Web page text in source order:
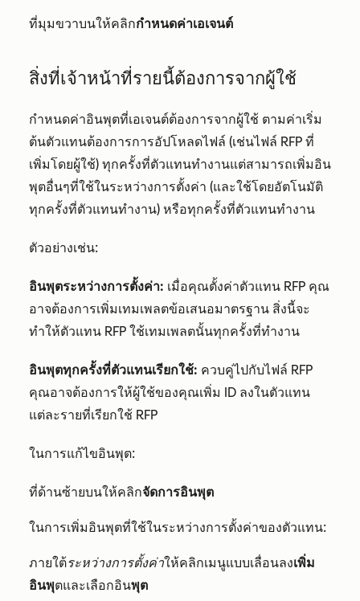
ที่มุมขวาบนให้คลิกกำหนดค่าเอเจนต์
สิ่งที่เจ้าหน้าที่รายนี้ต้องการจากผู้ใช้
กำหนดค่าอินพุตที่เอเจนต์ต้องการจากผู้ใช้ ตามค่าเริ่ม
ต้นตัวแทนต้องการการอัปโหลดไฟล์ (เช่นไฟล์ RFP ที่
เพิ่มโดยผู้ใช้) ทุกครั้งที่ตัวแทนทำงานแต่สามารถเพิ่มอิน
พุตอื่นๆที่ใช้ในระหว่างการตั้งค่า (และใช้โดยอัตโนมัติ
ทุกครั้งที่ตัวแทนทำงาน) หรือทุกครั้งที่ตัวแทนทำงาน
ตัวอย่างเช่น:
อินพุตระหว่างการตั้งค่า: เมื่อคุณตั้งค่าตัวแทน RFP คุณ
อาจต้องการเพิ่มเทมเพลตข้อเสนอมาตรฐาน สิ่งนี้จะ
ทำให้ตัวแทน RFP ใช้เทมเพลตนั้นทุกครั้งที่ทำงาน
อินพุตทุกครั้งที่ตัวแทนเรียกใช้: ควบคู่ไปกับไฟล์ RFP
คุณอาจต้องการให้ผู้ใช้ของคุณเพิ่ม ID ลงในตัวแทน
แต่ละรายที่เรียกใช้ RFP
ในการแก้ไขอินพุต:
ที่ด้านซ้ายบนให้คลิกจัดการอินพุต
ในการเพิ่มอินพุตที่ใช้ในระหว่างการตั้งค่าของตัวแทน:
ภายใต้ระหว่างการตั้งค่าให้คลิกเมนูแบบเลื่อนลงเพิ่ม
อินพุตและเลือกอินพุต